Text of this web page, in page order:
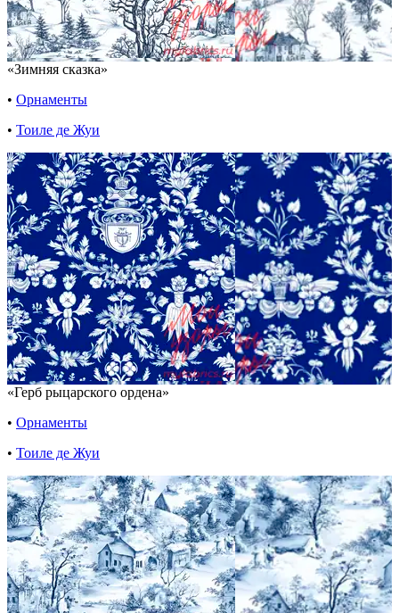
«Зимняя сказка»
• Орнаменты
• Тоиле де Жуи
«Герб рыцарского ордена»
• Орнаменты
• Тоиле де Жуи